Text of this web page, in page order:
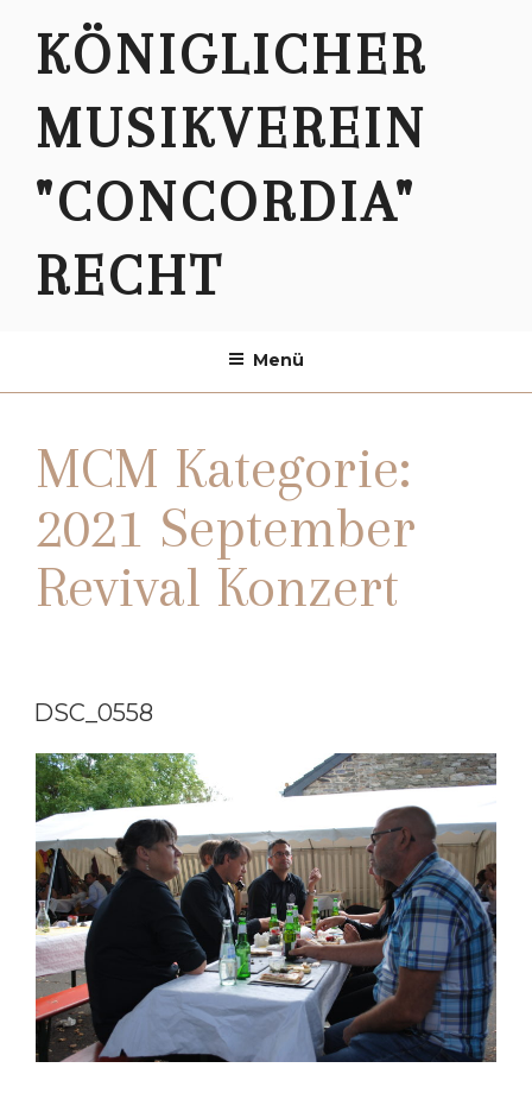
Inhalt
springenKÖNIGLICHER
MUSIKVEREIN
"CONCORDIA"
RECHT
Menü
MCM Kategorie:
2021 September
Revival Konzert
DSC_0558